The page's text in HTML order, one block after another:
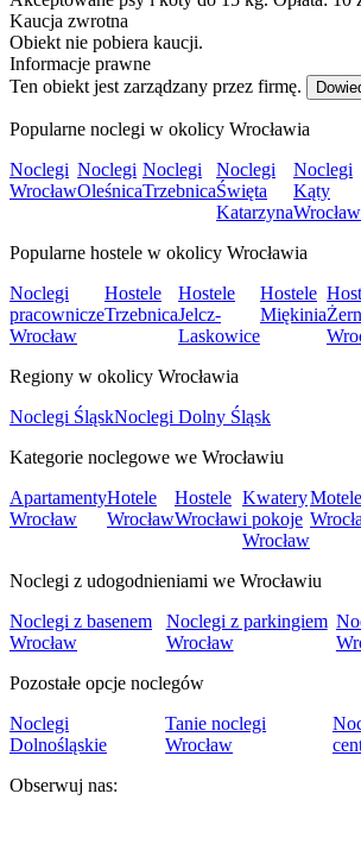
Kaucja zwrotna
Obiekt nie pobiera kaucji.
Informacje prawne
Ten obiekt jest zarządzany przez firmę.
Popularne noclegi w okolicy Wrocławia
Noclegi
Wrocław
Noclegi
Oleśnica
Noclegi
Trzebnica
Noclegi
Święta
Katarzyna
Noclegi
Kąty
Popularne hostele w okolicy Wrocławia
Noclegi
pracownicze
Wrocław
Hostele
Trzebnica
Hostele
Jelcz-
Laskowice
Hostele
Miękinia
Regiony w okolicy Wrocławia
Noclegi ŚląskNoclegi Dolny Śląsk
Kategorie noclegowe we Wrocławiu
Apartamenty
Wrocław
Hotele
Wrocław
Hostele
Wrocław
Kwatery
i pokoje
Wrocław
Motele
Noclegi z udogodnieniami we Wrocławiu
Noclegi z basenem
Wrocław
Noclegi z parkingiem
Wrocław
Pozostałe opcje noclegów
Noclegi
Dolnośląskie
Tanie noclegi
Wrocław
Obserwuj nas: